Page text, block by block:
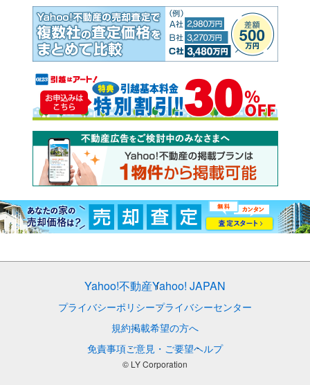
Yahoo!不動産Yahoo! JAPAN
プライバシーポリシープライバシーセンター
規約掲載希望の方へ
免責事項ご意見・ご要望ヘルプ
© LY Corporation